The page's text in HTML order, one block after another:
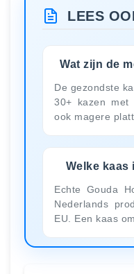
LEES
Wat zijn de
De gezondste
30+ kazen
ook magere
Welke kaas
Echte Gouda
Nederlands
EU. Een kaas